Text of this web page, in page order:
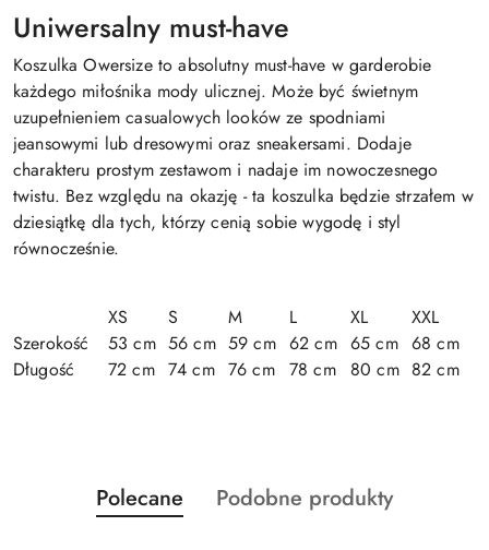
Uniwersalny must-have
Koszulka Owersize to absolutny must-have w garderobie
każdego miłośnika mody ulicznej. Może być świetnym
uzupełnieniem casualowych looków ze spodniami
jeansowymi lub dresowymi oraz sneakersami. Dodaje
charakteru prostym zestawom i nadaje im nowoczesnego
twistu. Bez względu na okazję - ta koszulka będzie strzałem w
dziesiątkę dla tych, którzy cenią sobie wygodę i styl
równocześnie.
XS S M L XL
XXL
Szerokość
53 cm 56 cm 59 cm 62 cm 65 cm 68 cm
Długość
72 cm 74 cm 76 cm 78 cm 80 cm 82 cm
Pomiń karuzelę produktów
Produkty
o
Polecane
Produkty
Podobne produkty